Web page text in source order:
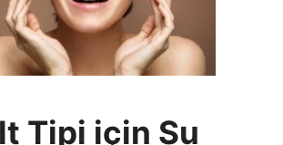
Tipi için Su